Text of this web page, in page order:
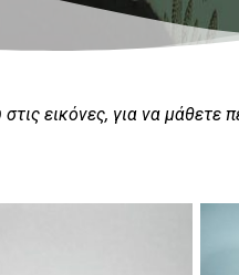
εικόνες, για να μάθετε